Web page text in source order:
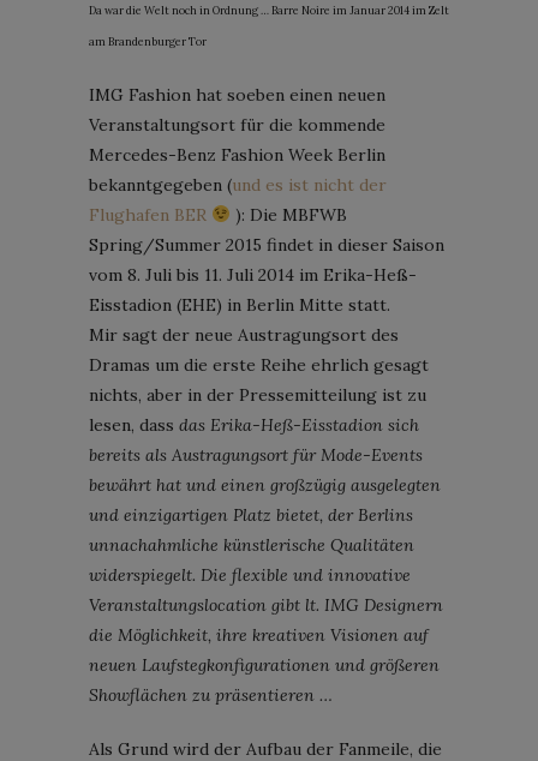
Da war die Welt noch in Ordnung … Barre Noire im Januar 2014 im Zelt
am Brandenburger Tor
IMG Fashion hat soeben einen neuen
Veranstaltungsort für die kommende
Mercedes-Benz Fashion Week Berlin
bekanntgegeben (und es ist nicht der
Flughafen BER
): Die MBFWB
Spring/Summer 2015 findet in dieser Saison
vom 8. Juli bis 11. Juli 2014 im Erika-Heß-
Eisstadion (EHE) in Berlin Mitte statt.
Mir sagt der neue Austragungsort des
Dramas um die erste Reihe ehrlich gesagt
nichts, aber in der Pressemitteilung ist zu
lesen, dass das Erika-Heß-Eisstadion sich
bereits als Austragungsort für Mode-Events
bewährt hat und einen großzügig ausgelegten
und einzigartigen Platz bietet, der Berlins
unnachahmliche künstlerische Qualitäten
widerspiegelt. Die flexible und innovative
Veranstaltungslocation gibt lt. IMG Designern
die Möglichkeit, ihre kreativen Visionen auf
neuen Laufstegkonfigurationen und größeren
Showflächen zu präsentieren …
Als Grund wird der Aufbau der Fanmeile, die